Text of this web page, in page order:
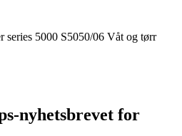
series 5000 S5050/06 Våt og tørr
nyhetsbrevet for